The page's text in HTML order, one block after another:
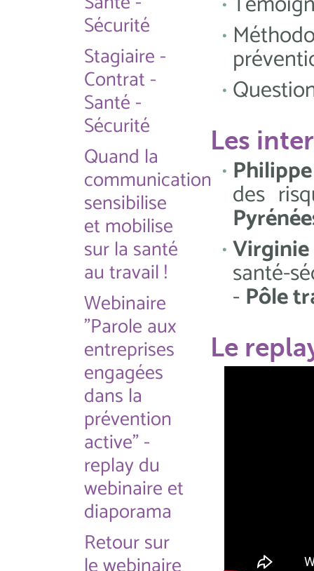
Sécurité
Stagiaire -
Contrat -
Santé -
Sécurité
Quand la
communication
sensibilise
et mobilise
sur la santé
au travail !
Webinaire
"Parole aux
entreprises
engagées
dans la
prévention
active" -
replay du
webinaire et
diaporama
Retour sur
Les
des
santé-
-Pôle
Le